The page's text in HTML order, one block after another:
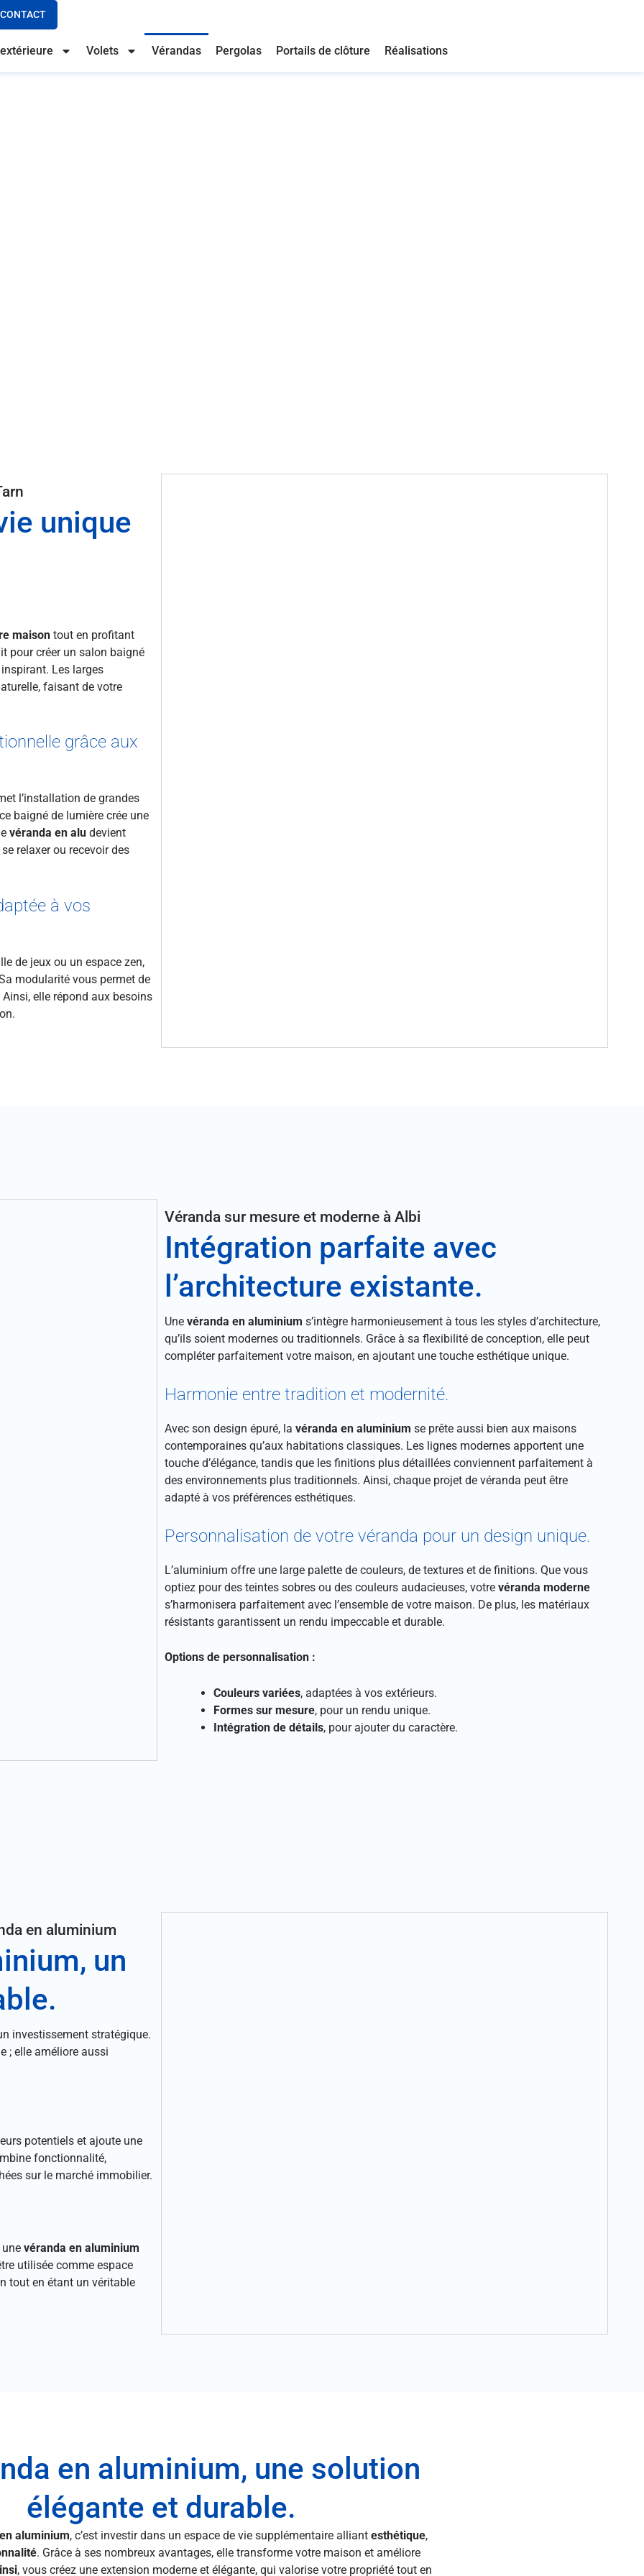
CONTACT
Volets Vérandas Pergolas Portails de clôture Réalisations
unique
maison tout en profitant
pour créer un salon baigné
Les larges
faisant de votre
grâce aux
l’installation de grandes
baigné de lumière crée une
véranda en alu devient
relaxer ou recevoir des
à vos
de jeux ou un espace zen,
modularité vous permet de
elle répond aux besoins
Véranda sur mesure et moderne à Albi
Intégration parfaite avec
l’architecture existante.
Unevéranda en aluminium s’intègre harmonieusement à tous les styles d’architecture,
qu’ils soient modernes ou traditionnels. Grâce à sa flexibilité de conception, elle peut
compléter parfaitement votre maison, en ajoutant une touche esthétique unique.
Harmonie entre tradition et modernité.
Avec son design épuré, lavéranda en aluminium se prête aussi bien aux maisons
contemporaines qu’aux habitations classiques. Les lignes modernes apportent une
touche d’élégance, tandis que les finitions plus détaillées conviennent parfaitement à
des environnements plus traditionnels. Ainsi, chaque projet de véranda peut être
adapté à vos préférences esthétiques.
Personnalisation de votre véranda pour un design unique.
L’aluminium offre une large palette de couleurs, de textures et de finitions. Que vous
optiez pour des teintes sobres ou des couleurs audacieuses, votrevéranda moderne
s’harmonisera parfaitement avec l’ensemble de votre maison. De plus, les matériaux
résistants garantissent un rendu impeccable et durable.
Options de personnalisation :
Couleurs variées, adaptées à vos extérieurs.
Formes sur mesure, pour un rendu unique.
Intégration de détails, pour ajouter du caractère.
en aluminium
un
investissement stratégique.
; elle améliore aussi
potentiels et ajoute une
fonctionnalité,
sur le marché immobilier.
véranda en aluminium
utilisée comme espace
tout en étant un véritable
en aluminium, une solution
élégante et durable.
aluminium, c’est investir dans un espace de vie supplémentaire alliant esthétique,
. Grâce à ses nombreux avantages, elle transforme votre maison et améliore
, vous créez une extension moderne et élégante, qui valorise votre propriété tout en